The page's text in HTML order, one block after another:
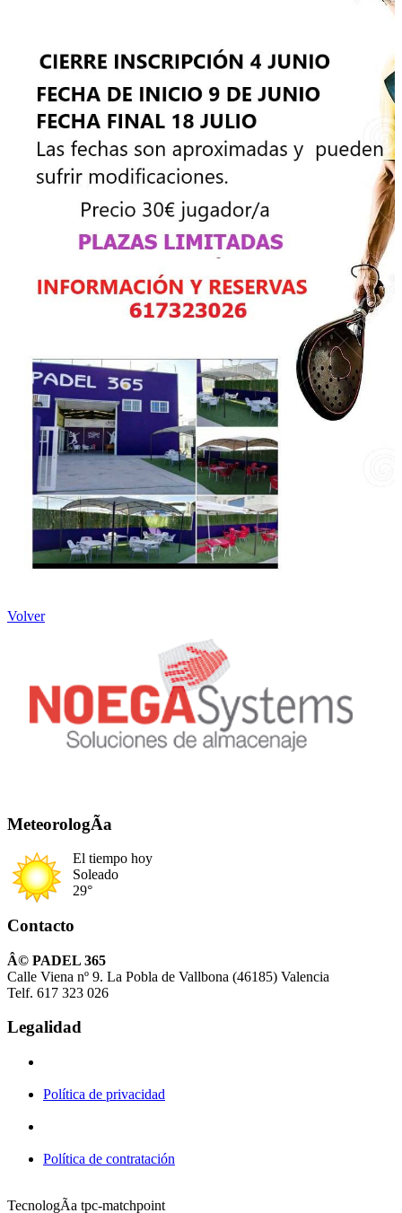
Volver
MeteorologÃ­a
El tiempo hoy
Soleado
29°
Contacto
Â© PADEL 365
Calle Viena nº 9. La Pobla de Vallbona (46185) Valencia
Telf. 617 323 026
Legalidad
Política de privacidad
Política de contratación
TecnologÃ­a tpc-matchpoint